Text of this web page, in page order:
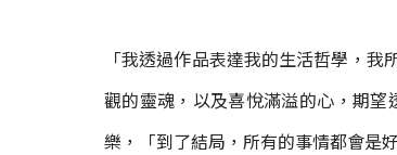
「我透過作品表達我的生活哲學，
觀的靈魂，以及喜悅滿溢的心，期
樂，「到了結局，所有的事情都會是